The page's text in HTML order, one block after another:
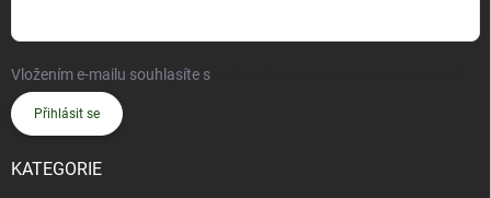
Vložením e-mailu souhlasíte s
Přihlásit se
KATEGORIE